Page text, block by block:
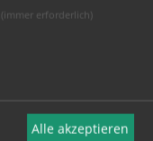
(immer erforderlich)
Alle akzeptieren